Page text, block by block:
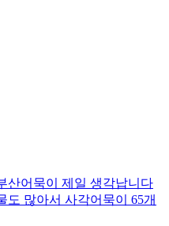
산어묵이 제일 생각납니다
도 많아서 사각어묵이 65개